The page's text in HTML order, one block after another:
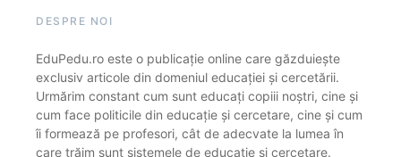
DESPRE NOI
EduPedu.ro este o publicație online care găzduiește
exclusiv articole din domeniul educației și cercetării.
Urmărim constant cum sunt educați copiii noștri, cine și
cum face politicile din educație și cercetare, cine și cum
îi formează pe profesori, cât de adecvate la lumea în
care trăim sunt sistemele de educație și cercetare.